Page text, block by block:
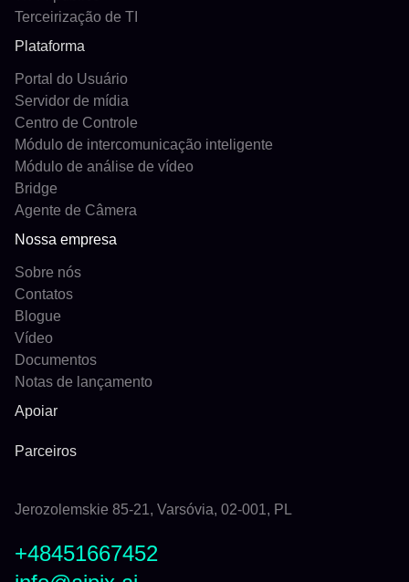
Terceirização de TI
Plataforma
Portal do Usuário
Servidor de mídia
Centro de Controle
Módulo de intercomunicação inteligente
Módulo de análise de vídeo
Bridge
Agente de Câmera
Nossa empresa
Sobre nós
Contatos
Blogue
Vídeo
Documentos
Notas de lançamento
Apoiar
Parceiros
Jerozolemskie 85-21, Varsóvia, 02-001, PL
+48451667452